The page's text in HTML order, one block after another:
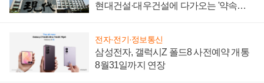
현대건설·대우건설에 다가오는 '약속의
전자·전기·정보통신
삼성전자, 갤럭시Z 폴드8 사전예약 개통
8월31일까지 연장